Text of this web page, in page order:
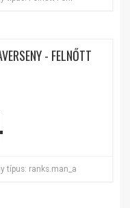
- FELNŐTT
típus: ranks.man_a